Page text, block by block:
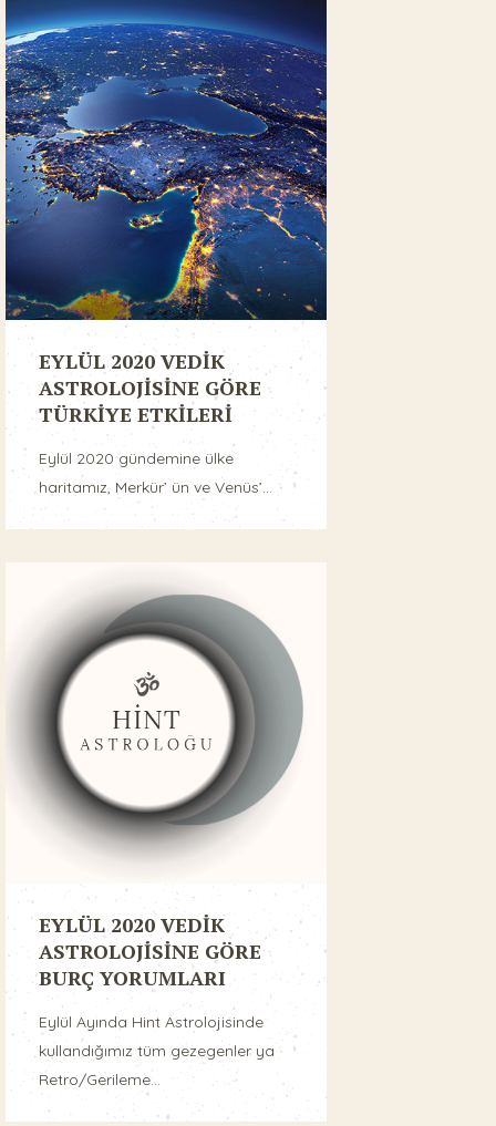
EYLÜL 2020 VEDİK
ASTROLOJİSİNE GÖRE
TÜRKİYE ETKİLERİ
Eylül 2020 gündemine ülke
haritamız, Merkür’ ün ve Venüs’...
EYLÜL 2020 VEDİK
ASTROLOJİSİNE GÖRE
BURÇ YORUMLARI
Eylül Ayında Hint Astrolojisinde
kullandığımız tüm gezegenler ya
Retro/Gerileme...